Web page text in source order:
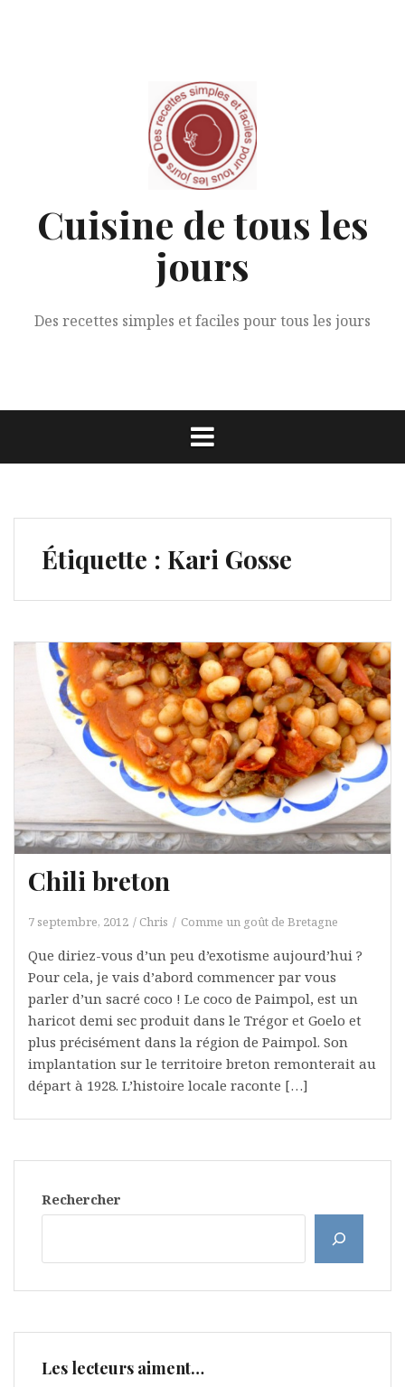
Cuisine de tous les
jours
Des recettes simples et faciles pour tous les jours
Étiquette : Kari Gosse
Chili breton
7 septembre, 2012 Chris Comme un goût de Bretagne
Que diriez-vous d’un peu d’exotisme aujourd’hui ?
Pour cela, je vais d’abord commencer par vous
parler d’un sacré coco ! Le coco de Paimpol, est un
haricot demi sec produit dans le Trégor et Goelo et
plus précisément dans la région de Paimpol. Son
implantation sur le territoire breton remonterait au
départ à 1928. L’histoire locale raconte […]
Rechercher
Les lecteurs aiment…